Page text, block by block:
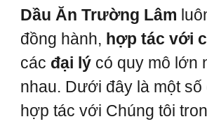
Dầu Ăn Trường Lâm
đồng hành, hợp tác với
các đại lý có quy mô lớn
nhau. Dưới đây là một
hợp tác với Chúng tôi